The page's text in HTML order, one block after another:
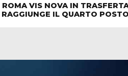
VIS NOVA IN
RAGGIUNGE IL QUARTO POSTO